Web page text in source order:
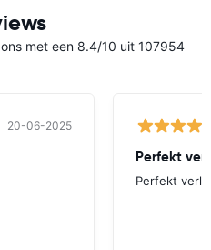
met een 8.4/10 uit 107954
20-06-2025
Perfekt
Perfekt